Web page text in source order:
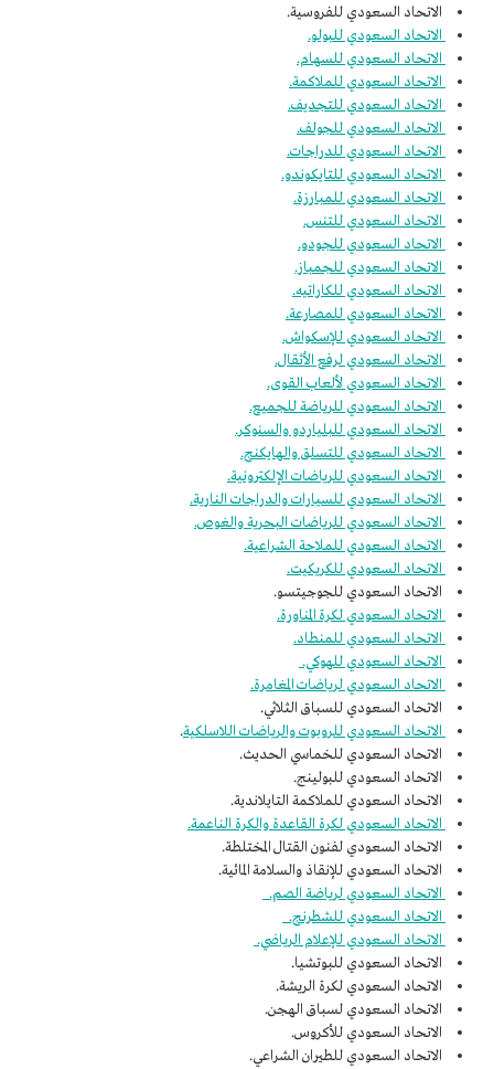
الاتحاد السعودي للفروسية.
الاتحاد السعودي للبولو.
الاتحاد السعودي للسهام.
الاتحاد السعودي للملاكمة.
الاتحاد السعودي للتجديف.
الاتحاد السعودي للجولف.
الاتحاد السعودي للدراجات.
الاتحاد السعودي للتايكوندو.
الاتحاد السعودي للمبارزة.
الاتحاد السعودي للتنس.
الاتحاد السعودي للجودو.
الاتحاد السعودي للجمباز.
الاتحاد السعودي للكاراتيه.
الاتحاد السعودي للمصارعة.
الاتحاد السعودي للإسكواش.
الاتحاد السعودي لرفع الأثقال.
الاتحاد السعودي لألعاب القوى.
الاتحاد السعودي للرياضة للجميع.
الاتحاد السعودي للبلياردو والسنوكر.
الاتحاد السعودي للتسلق والهايكنج.
الاتحاد السعودي للرياضات الإلكترونية.
الاتحاد السعودي للسيارات والدراجات النارية.
الاتحاد السعودي للرياضات البحرية والغوص.
الاتحاد السعودي للملاحة الشراعية.
الاتحاد السعودي للكريكيت.
الاتحاد السعودي للجوجيتسو.
الاتحاد السعودي لكرة المناورة.
الاتحاد السعودي للمنطاد.
الاتحاد السعودي للهوكي.
الاتحاد السعودي لرياضات المغامرة.
الاتحاد السعودي للسباق الثلاثي.
الاتحاد السعودي للروبوت والرياضات اللاسلكية.
الاتحاد السعودي للخماسي الحديث.
الاتحاد السعودي للبولينج.
الاتحاد السعودي للملاكمة التايلاندية.
الاتحاد السعودي لكرة القاعدة والكرة الناعمة.
الاتحاد السعودي لفنون القتال المختلطة.
الاتحاد السعودي للإنقاذ والسلامة المائية.
الاتحاد السعودي لرياضة الصم.
الاتحاد السعودي للشطرنج.
الاتحاد السعودي للإعلام الرياضي.
الاتحاد السعودي للبوتشيا.
الاتحاد السعودي لكرة الريشة.
الاتحاد السعودي لسباق الهجن.
الاتحاد السعودي للأكروس.
الاتحاد السعودي للطيران الشراعي.